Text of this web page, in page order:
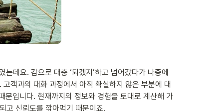
데요. 감으로 대충 ‘되겠지’하고 넘어갔다가 나중에
객과의 대화 과정에서 아직 확실하지 않은 부분에 대
문입니다. 현재까지의 정보와 경험을 토대로 계산해 가
고 신뢰도를 깎아먹기 때문이죠.